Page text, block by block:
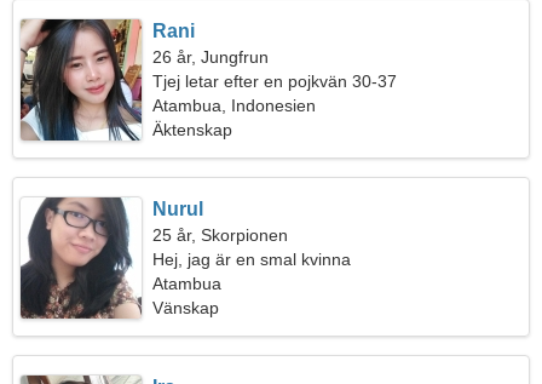
Rani
26 år, Jungfrun
Tjej letar efter en pojkvän 30-37
Atambua, Indonesien
Äktenskap
Nurul
25 år, Skorpionen
Hej, jag är en smal kvinna
Atambua
Vänskap